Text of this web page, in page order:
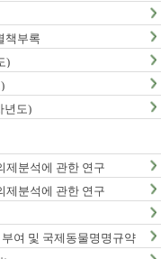
책부록
)
년도)
제분석에 관한 연구
제분석에 관한 연구
여 및 국제동물명명규약